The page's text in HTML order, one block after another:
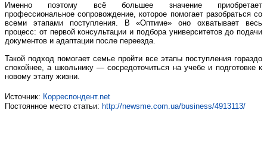
Именно поэтому всё большее значение приобретает
профессиональное сопровождение, которое помогает разобраться со
всеми этапами поступления. В «Оптиме» оно охватывает весь
процесс: от первой консультации и подбора университетов до подачи
документов и адаптации после переезда.
Такой подход помогает семье пройти все этапы поступления гораздо
спокойнее, а школьнику — сосредоточиться на учебе и подготовке к
новому этапу жизни.
Источник: Корреспондент.net
Постоянное место статьи: http://newsme.com.ua/business/4913113/